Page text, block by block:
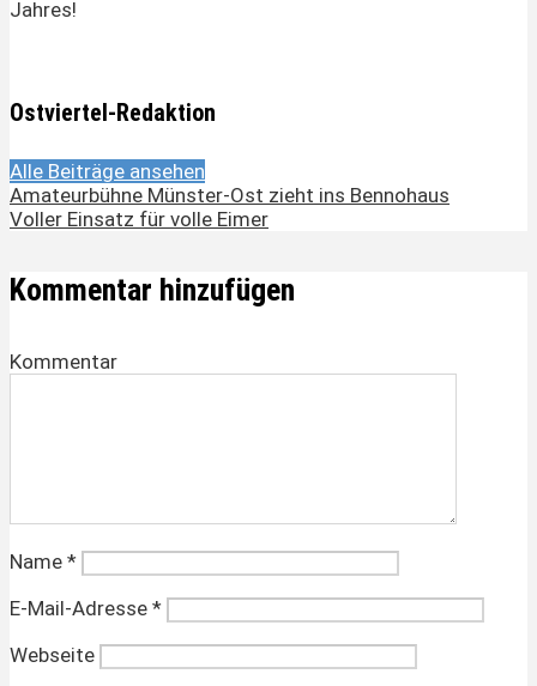
Jahres!
Ostviertel-Redaktion
Alle Beiträge ansehen
Amateurbühne Münster-Ost zieht ins Bennohaus
Voller Einsatz für volle Eimer
Kommentar hinzufügen
Kommentar
Name *
E-Mail-Adresse *
Webseite